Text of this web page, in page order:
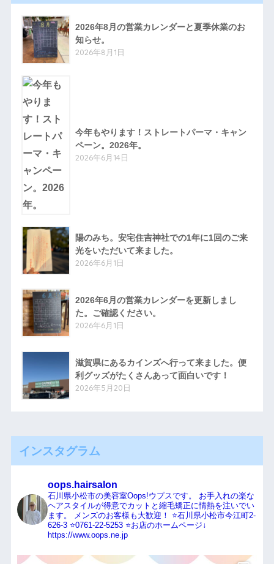
2026年8月の営業カレンダーと夏季休業のお
知らせ。
2026年8月1日
今年もやります！ストレートパーマ・キャン
ペーン。2026年。
2026年6月14日
陽のみち。安宅住吉神社での1年に1回のご来
光をいただいて来ました。
2026年6月1日
2026年6月の営業カレンダーを更新しまし
た。ご確認ください。
2026年6月1日
滋賀県にあるカインズへ行って来ました。便
利グッズがたくさんあって面白いです！
2026年5月20日
インスタグラム
oops.hairsalon
石川県小松市の美容室Oops!ウプスです。
お手入れの楽な
ヘアスタイルが得意でカットと縮毛矯正に情熱を注いでい
ます。
メンズのお客様も大歓迎！
⭐️石川県小松市今江町2-
626-3⭐️0761-22-5253⭐️お店のホームページ↓
https://www.oops.ne.jp